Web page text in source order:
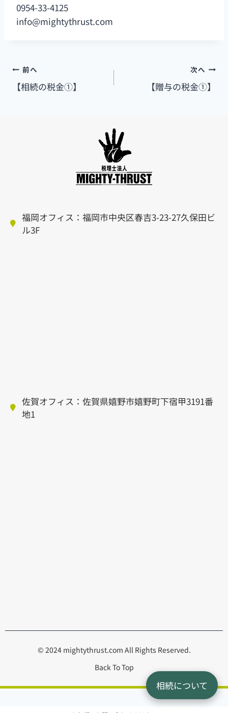
0954-33-4125
info@mightythrust.com
前へ
【相続の税金①】
次へ
【贈与の税金①】
福岡オフィス：福岡市中央区春吉3-23-27久保田ビ
ル3F
佐賀オフィス：佐賀県嬉野市嬉野町下宿甲3191番
地1
© 2024 mightythrust.com All Rights Reserved.
Back To Top
相続について